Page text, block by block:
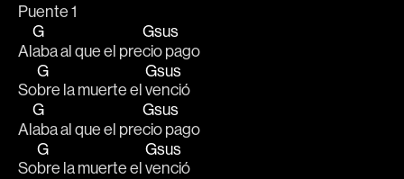
Puente 1
Al
G
aba al que el pre
Gsus
cio pago
So
G
bre la muerte el
Gsus
venció
Al
G
aba al que el pre
Gsus
cio pago
So
G
bre la muerte el
Gsus
venció